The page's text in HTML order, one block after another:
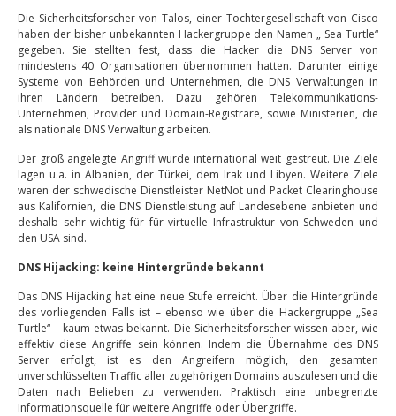
Die Sicherheitsforscher von Talos, einer Tochtergesellschaft von Cisco
haben der bisher unbekannten Hackergruppe den Namen „ Sea Turtle“
gegeben. Sie stellten fest, dass die Hacker die DNS Server von
mindestens 40 Organisationen übernommen hatten. Darunter einige
Systeme von Behörden und Unternehmen, die DNS Verwaltungen in
ihren Ländern betreiben. Dazu gehören Telekommunikations-
Unternehmen, Provider und Domain-Registrare, sowie Ministerien, die
als nationale DNS Verwaltung arbeiten.
Der groß angelegte Angriff wurde international weit gestreut. Die Ziele
lagen u.a. in Albanien, der Türkei, dem Irak und Libyen. Weitere Ziele
waren der schwedische Dienstleister NetNot und Packet Clearinghouse
aus Kalifornien, die DNS Dienstleistung auf Landesebene anbieten und
deshalb sehr wichtig für für virtuelle Infrastruktur von Schweden und
den USA sind.
DNS Hijacking: keine Hintergründe bekannt
Das DNS Hijacking hat eine neue Stufe erreicht. Über die Hintergründe
des vorliegenden Falls ist – ebenso wie über die Hackergruppe „Sea
Turtle“ – kaum etwas bekannt. Die Sicherheitsforscher wissen aber, wie
effektiv diese Angriffe sein können. Indem die Übernahme des DNS
Server erfolgt, ist es den Angreifern möglich, den gesamten
unverschlüsselten Traffic aller zugehörigen Domains auszulesen und die
Daten nach Belieben zu verwenden. Praktisch eine unbegrenzte
Informationsquelle für weitere Angriffe oder Übergriffe.